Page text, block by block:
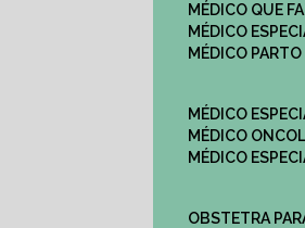
MÉDICO QUE
MÉDICO
MÉDICO
MÉDICO
MÉDICO
MÉDICO
OBSTETRA